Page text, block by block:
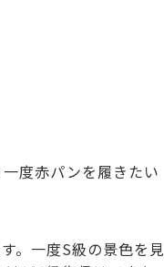
度赤パンを履きたい
。一度S級の景色を見